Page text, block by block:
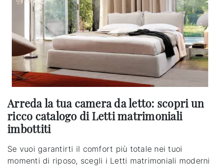
Arreda la tua camera da letto: scopri un
ricco catalogo di Letti matrimoniali
imbottiti
Se vuoi garantirti il comfort più totale nei tuoi
momenti di riposo, scegli i Letti matrimoniali moderni